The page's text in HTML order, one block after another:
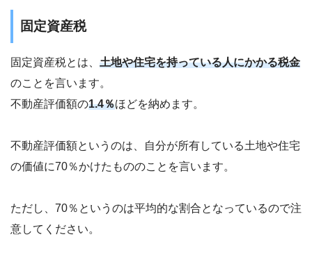
固定資産税
固定資産税とは、 土地や住宅を持っている人にかかる税金
のことを言います。
不動産評価額の1.4％ほどを納めます。
不動産評価額というのは、自分が所有している土地や住宅
の価値に70％かけたもののことを言います。
ただし、70％というのは平均的な割合となっているので注
意してください。